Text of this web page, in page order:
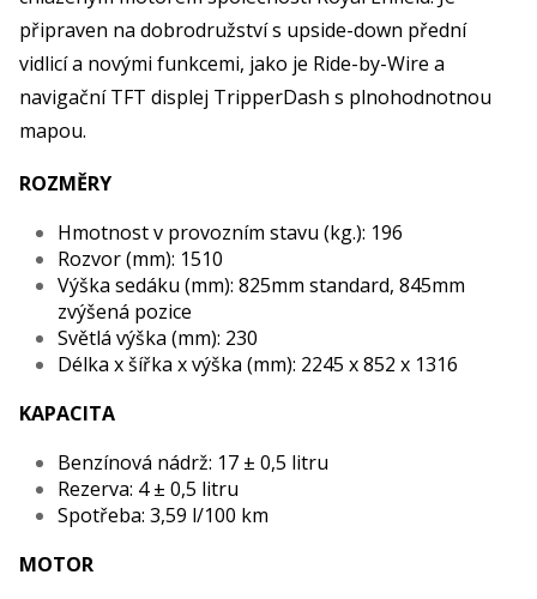
připraven na dobrodružství s upside-down přední
vidlicí a novými funkcemi, jako je Ride-by-Wire a
navigační TFT displej TripperDash s plnohodnotnou
mapou.
ROZMĚRY
Hmotnost v provozním stavu (kg.): 196
Rozvor (mm): 1510
Výška sedáku (mm): 825mm standard, 845mm
zvýšená pozice
Světlá výška (mm): 230
Délka x šířka x výška (mm): 2245 x 852 x 1316
KAPACITA
Benzínová nádrž: 17 ± 0,5 litru
Rezerva: 4 ± 0,5 litru
Spotřeba: 3,59 l/100 km
MOTOR